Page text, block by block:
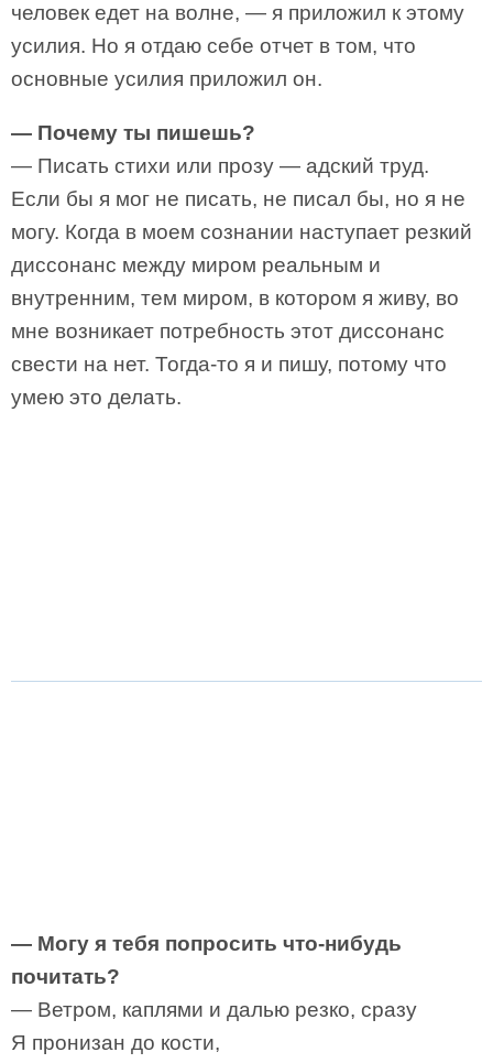
человек едет на волне, — я приложил к этому
усилия. Но я отдаю себе отчет в том, что
основные усилия приложил он.
— Почему ты пишешь?
— Писать стихи или прозу — адский труд.
Если бы я мог не писать, не писал бы, но я не
могу. Когда в моем сознании наступает резкий
диссонанс между миром реальным и
внутренним, тем миром, в котором я живу, во
мне возникает потребность этот диссонанс
свести на нет. Тогда-то я и пишу, потому что
умею это делать.
— Могу я тебя попросить что-нибудь
почитать?
— Ветром, каплями и далью резко, сразу
Я пронизан до кости,